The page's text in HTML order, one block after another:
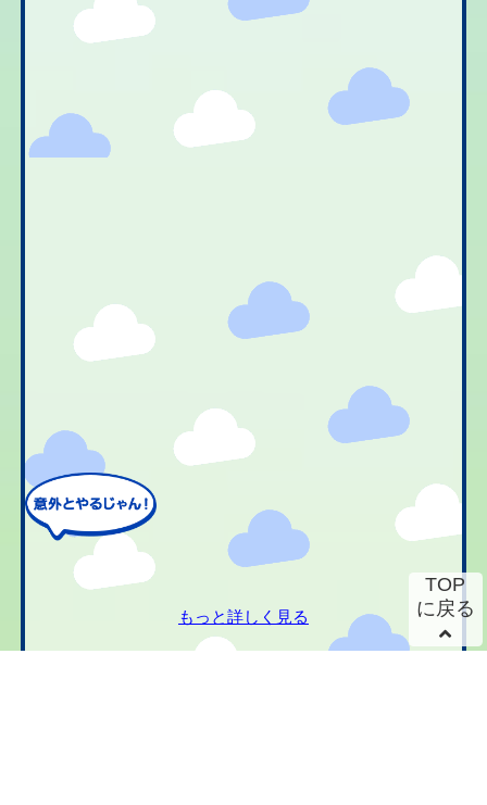
もっと詳しく見る
TOP
に戻る